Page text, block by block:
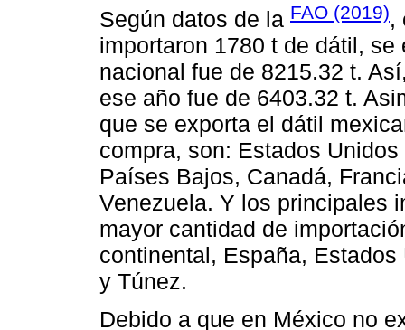
Según datos de la FAO (2019),
importaron 1780 t de dátil,
nacional fue de 8215.32 t.
ese año fue de 6403.32 t.
que se exporta el dátil
compra, son: Estados
Países Bajos, Canadá,
Venezuela. Y los principales
mayor cantidad de
continental, España,
y Túnez.
Debido a que en México no